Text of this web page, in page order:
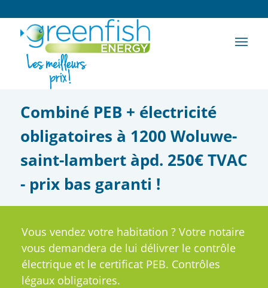
Combiné PEB + électricité
obligatoires à 1200 Woluwe-
saint-lambert àpd. 250€ TVAC
- prix bas garanti !
Vous vendez votre habitation ? Votre notaire
vous demandera de lui délivrer le contrôle
électrique et le certificat PEB. Contrôles
légaux obligatoires.